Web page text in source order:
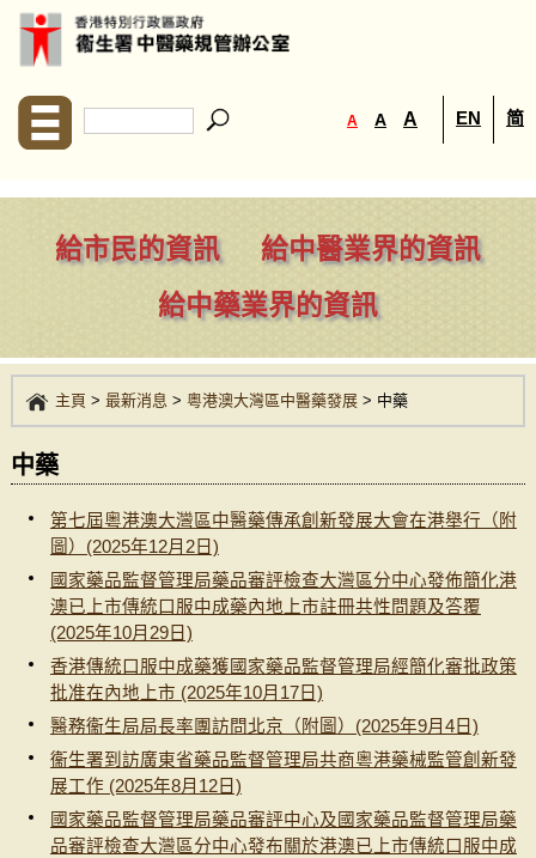
A A A EN 简
給市民的資訊
給中醫業界的資訊
給中藥業界的資訊
主頁 > 最新消息 > 粵港澳大灣區中醫藥發展> 中藥
中藥
第七屆粵港澳大灣區中醫藥傳承創新發展大會在港舉行（附
圖）(2025年12月2日)
國家藥品監督管理局藥品審評檢查大灣區分中心發佈簡化港
澳已上市傳統口服中成藥內地上市註冊共性問題及答覆
(2025年10月29日)
香港傳統口服中成藥獲國家藥品監督管理局經簡化審批政策
批准在內地上市 (2025年10月17日)
醫務衞生局局長率團訪問北京（附圖）(2025年9月4日)
衞生署到訪廣東省藥品監督管理局共商粵港藥械監管創新發
展工作 (2025年8月12日)
國家藥品監督管理局藥品審評中心及國家藥品監督管理局藥
品審評檢查大灣區分中心發布關於港澳已上市傳統口服中成